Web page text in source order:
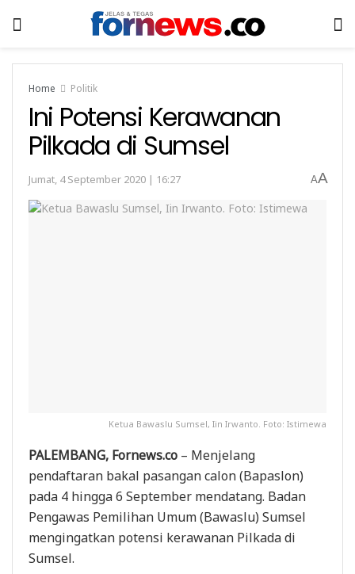
Home Politik
Ini Potensi Kerawanan
Pilkada di Sumsel
Jumat, 4 September 2020 | 16:27 AA
Ketua Bawaslu Sumsel, Iin Irwanto. Foto: Istimewa
PALEMBANG, Fornews.co – Menjelang
pendaftaran bakal pasangan calon (Bapaslon)
pada 4 hingga 6 September mendatang. Badan
Pengawas Pemilihan Umum (Bawaslu) Sumsel
mengingatkan potensi kerawanan Pilkada di
Sumsel.